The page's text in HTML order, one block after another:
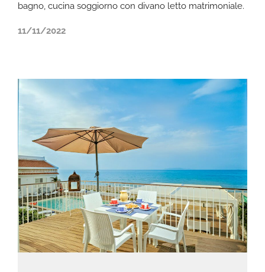
bagno, cucina soggiorno con divano letto matrimoniale.
11/11/2022